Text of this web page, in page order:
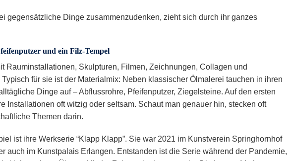
gegensätzliche Dinge zusammenzudenken, zieht sich durch ihr ganzes
und ein Filz-Tempel
Rauminstallationen, Skulpturen, Filmen, Zeichnungen, Collagen und
für sie ist der Materialmix: Neben klassischer Ölmalerei tauchen in ihren
Dinge auf – Abflussrohre, Pfeifenputzer, Ziegelsteine. Auf den ersten
Installationen oft witzig oder seltsam. Schaut man genauer hin, stecken oft
Themen darin.
ist ihre Werkserie “Klapp Klapp”. Sie war 2021 im Kunstverein Springhornhof
auch im Kunstpalais Erlangen. Entstanden ist die Serie während der Pandemie,